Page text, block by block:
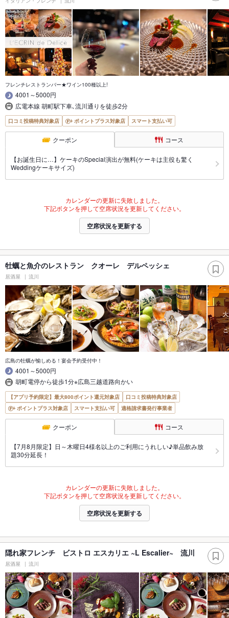
フレンチレストランバー★ワイン100種以上!
4001～5000円
広電本線 胡町駅下車､流川通りを徒歩2分
口コミ投稿特典対象店 ポイントプラス対象店 スマート支払い可
クーポン コース
【お誕生日に…】ケーキのSpecial演出が無料(ケーキは主役も驚く
Weddingケーキサイズ)
カレンダーの更新に失敗しました。
下記ボタンを押して空席状況を更新してください。
空席状況を更新する
牡蠣と魚介のレストラン クオーレ デルペッシェ
居酒屋 流川
広島の牡蠣が愉しめる！宴会予約受付中！
4001～5000円
胡町電停から徒歩1分※広島三越道路向かい
【アプリ予約限定】最大800ポイント還元対象店
口コミ投稿特典対象店
ポイントプラス対象店
スマート支払い可 適格請求書発行事業者
クーポン コース
【7月8月限定】日～木曜日4様名以上のご利用にうれしい♪単品飲み放
題30分延長！
カレンダーの更新に失敗しました。
下記ボタンを押して空席状況を更新してください。
空席状況を更新する
隠れ家フレンチ ビストロ エスカリエ ~L Escalier~ 流川
居酒屋 流川